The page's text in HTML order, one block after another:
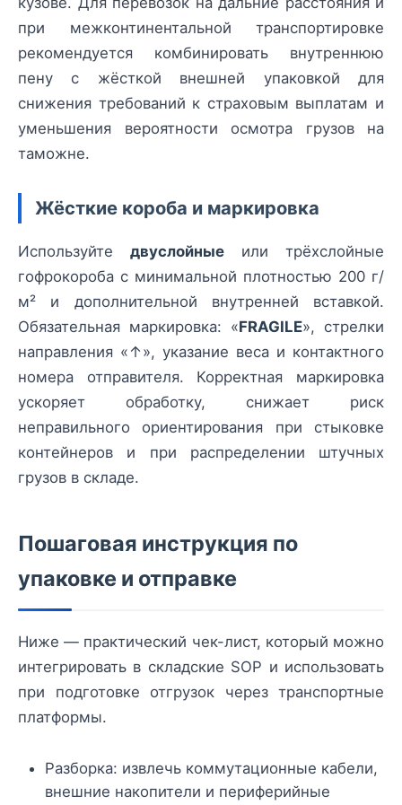
при межконтинентальной транспортировке
рекомендуется комбинировать внутреннюю
пену с жёсткой внешней упаковкой для
снижения требований к страховым выплатам и
уменьшения вероятности осмотра грузов на
таможне.
Жёсткие короба и маркировка
Используйте двуслойные или трёхслойные
гофрокороба с минимальной плотностью 200 г/
м² и дополнительной внутренней вставкой.
Обязательная маркировка: «FRAGILE», стрелки
направления «↑», указание веса и контактного
номера отправителя. Корректная маркировка
ускоряет обработку, снижает риск
неправильного ориентирования при стыковке
контейнеров и при распределении штучных
грузов в складе.
Пошаговая инструкция по
упаковке и отправке
Ниже — практический чек-лист, который можно
интегрировать в складские SOP и использовать
при подготовке отгрузок через транспортные
платформы.
Разборка: извлечь коммутационные кабели,
внешние накопители и периферийные